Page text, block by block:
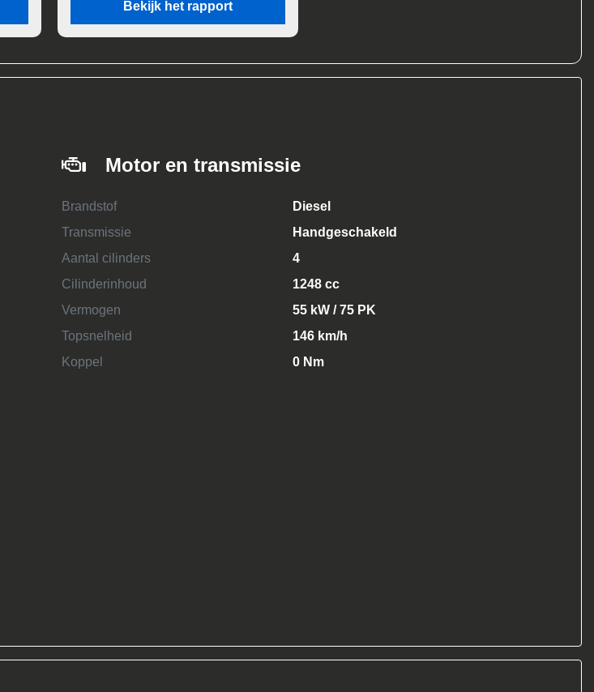
Bekijk het rapport
Motor en transmissie
Brandstof
Diesel
Transmissie
Handgeschakeld
Aantal cilinders
4
Cilinderinhoud
1248 cc
Vermogen
55 kW / 75 PK
Topsnelheid
146 km/h
Koppel
0 Nm